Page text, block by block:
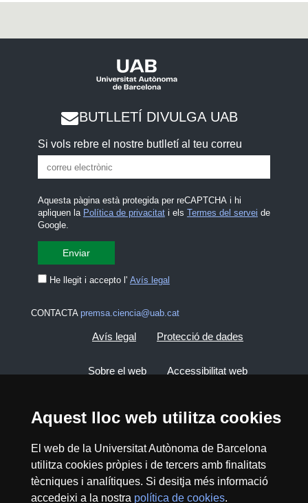
Aquest lloc web utilitza cookies
El web de la Universitat Autònoma de Barcelona
utilitza cookies pròpies i de tercers amb finalitats
tècniques i analítiques. Si desitja més informació
accedeixi a la nostra política de cookies.
BUTLLETÍ DIVULGA UAB
Si vols rebre el nostre butlletí al teu correu
Aquesta pàgina està protegida per reCAPTCHA i hi
apliquen la Política de privacitati els Termes del servei de
Google.
He llegit i accepto l' Avís legal
CONTACTA premsa.ciencia@uab.cat
Avís legal Protecció de dades
Sobre el web Accessibilitat web
2026 Divulga UAB - Creative Commons
Reconeixement - No Comercial (CC BY NC) -
ISSN: 2014-6388
View low-bandwidth version